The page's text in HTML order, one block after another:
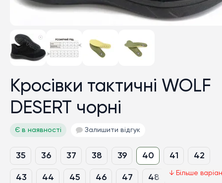
Кросівки тактичні WOLF
DESERT чорні
Є в наявності Залишити відгук
35 36 37 38 39 40 41 42
43 44 45 46 47 48